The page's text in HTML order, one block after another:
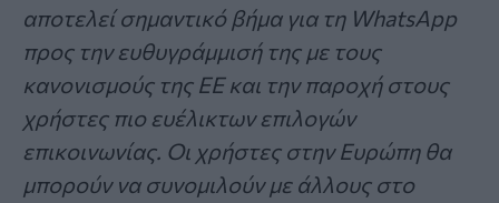
αποτελεί σημαντικό βήμα για τη WhatsApp
προς την ευθυγράμμισή της με τους
κανονισμούς της ΕΕ και την παροχή στους
χρήστες πιο ευέλικτων επιλογών
επικοινωνίας. Οι χρήστες στην Ευρώπη θα
μπορούν να συνομιλούν με άλλους στο